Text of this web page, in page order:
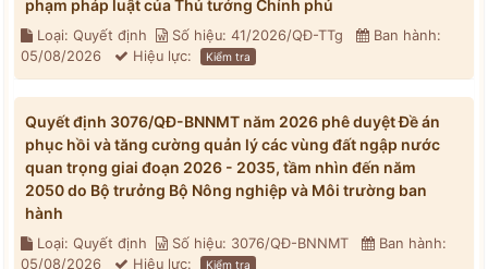
phạm pháp luật của Thủ tướng Chính phủ
Loại: Quyết định Số hiệu: 41/2026/QĐ-TTg
Ban hành:
05/08/2026
Hiệu lực: Kiểm tra
Quyết định 3076/QĐ-BNNMT năm 2026 phê duyệt Đề án
phục hồi và tăng cường quản lý các vùng đất ngập nước
quan trọng giai đoạn 2026 - 2035, tầm nhìn đến năm
2050 do Bộ trưởng Bộ Nông nghiệp và Môi trường ban
hành
Loại: Quyết định Số hiệu: 3076/QĐ-BNNMT
Ban hành:
05/08/2026
Hiệu lực: Kiểm tra